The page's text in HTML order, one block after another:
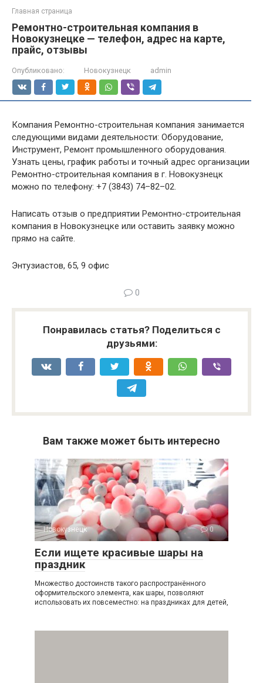
Главная страница
Ремонтно-строительная компания в
Новокузнецке — телефон, адрес на карте,
прайс, отзывы
Опубликовано: Новокузнецк admin
Компания Ремонтно-строительная компания занимается
следующими видами деятельности: Оборудование,
Инструмент, Ремонт промышленного оборудования.
Узнать цены, график работы и точный адрес организации
Ремонтно-строительная компания в г. Новокузнецк
можно по телефону: +7 (3843) 74–82–02.
Написать отзыв о предприятии Ремонтно-строительная
компания в Новокузнецке или оставить заявку можно
прямо на сайте.
Энтузиастов, 65, 9 офис
0
Понравилась статья? Поделиться с
друзьями:
Вам также может быть интересно
Новокузнецк 0
Если ищете красивые шары на
праздник
Множество достоинств такого распространённого
оформительского элемента, как шары, позволяют
использовать их повсеместно: на праздниках для детей,